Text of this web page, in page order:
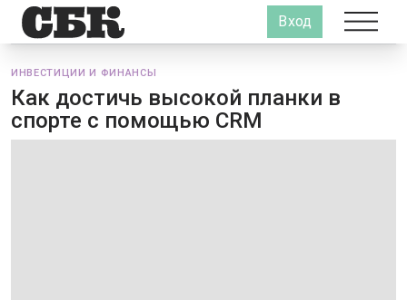
Вход
ИНВЕСТИЦИИ И ФИНАНСЫ
Как достичь высокой планки в
спорте с помощью CRM